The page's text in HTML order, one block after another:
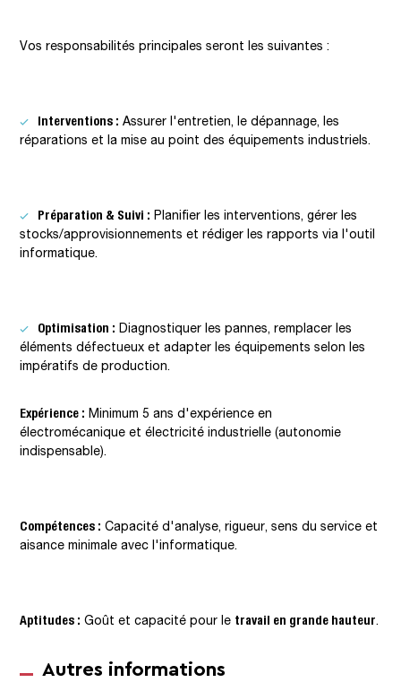
Vos responsabilités principales seront les suivantes :
Interventions : Assurer l'entretien, le dépannage, les
réparations et la mise au point des équipements industriels.
Préparation & Suivi : Planifier les interventions, gérer les
stocks/approvisionnements et rédiger les rapports via l'outil
informatique.
Optimisation : Diagnostiquer les pannes, remplacer les
éléments défectueux et adapter les équipements selon les
impératifs de production.
Expérience : Minimum 5 ans d'expérience en
électromécanique et électricité industrielle (autonomie
indispensable).
Compétences : Capacité d'analyse, rigueur, sens du service et
aisance minimale avec l'informatique.
Aptitudes : Goût et capacité pour le travail en grande hauteur.
Autres informations